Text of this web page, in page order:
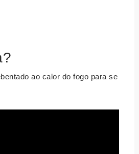
ao calor do fogo para se